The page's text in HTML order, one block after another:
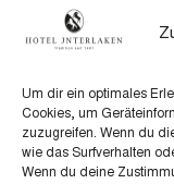
Um dir ein optimales
Cookies, um
zuzugreifen. Wenn du
wie das Surfverhalten
Wenn du deine
Hôtel
Paquets de
5th Floor